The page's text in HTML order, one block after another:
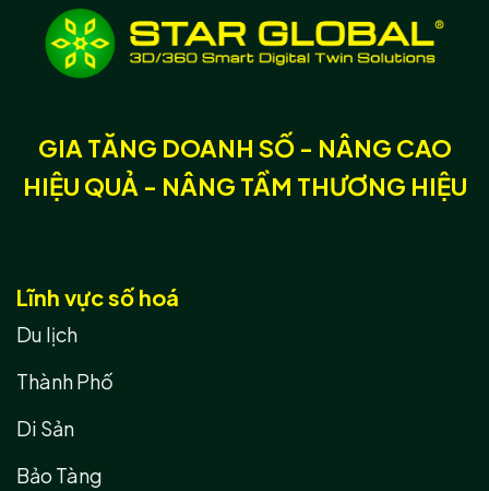
GIA TĂNG DOANH SỐ - NÂNG CAO
HIỆU QUẢ - NÂNG TẦM THƯƠNG HIỆU
Lĩnh vực số hoá
Du lịch
Thành Phố
Di Sản
Bảo Tàng